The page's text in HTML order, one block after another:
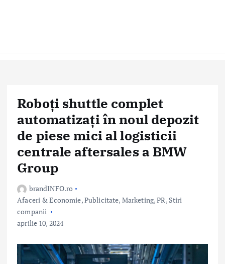
Roboți shuttle complet
automatizaţi în noul depozit
de piese mici al logisticii
centrale aftersales a BMW
Group
brandINFO.ro
Afaceri & Economie,Publicitate, Marketing, PR, Stiri
companii
aprilie 10, 2024